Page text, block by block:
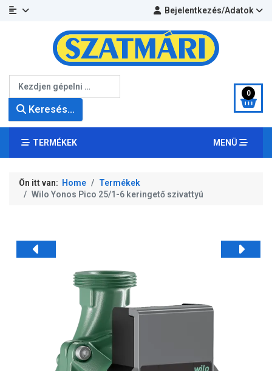
Bejelentkezés/Adatok
Keresés...
0
TERMÉKEK MENÜ
Ön itt van: Home
Termékek
Wilo Yonos Pico 25/1-6 keringető szivattyú